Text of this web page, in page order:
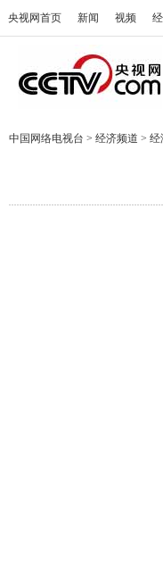
央视网首页 新闻 视频
中国网络电视台 > 经济频道 > 经